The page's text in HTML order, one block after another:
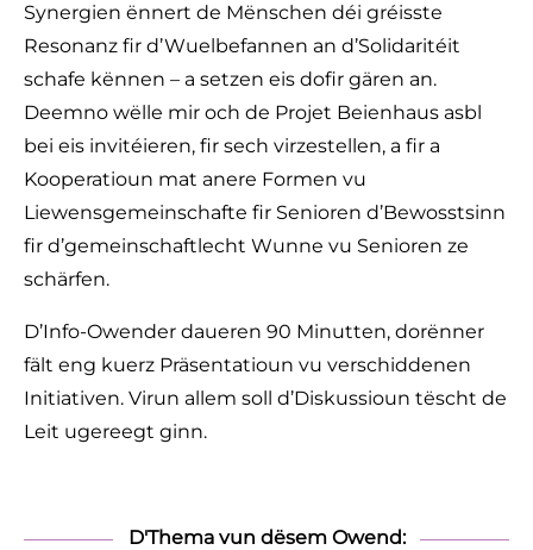
Synergien ënnert de Mënschen déi gréisste
Resonanz fir d’Wuelbefannen an d’Solidaritéit
schafe kënnen – a setzen eis dofir gären an.
Deemno wëlle mir och de Projet Beienhaus asbl
bei eis invitéieren, fir sech virzestellen, a fir a
Kooperatioun mat anere Formen vu
Liewensgemeinschafte fir Senioren d’Bewosstsinn
fir d’gemeinschaftlecht Wunne vu Senioren ze
schärfen.
D’Info-Owender daueren 90 Minutten, dorënner
fält eng kuerz Präsentatioun vu verschiddenen
Initiativen. Virun allem soll d’Diskussioun tëscht de
Leit ugereegt ginn.
D'Thema vun dësem Owend: